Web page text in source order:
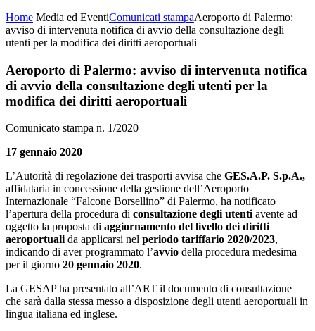
Home Media ed EventiComunicati stampaAeroporto di Palermo:
avviso di intervenuta notifica di avvio della consultazione degli
utenti per la modifica dei diritti aeroportuali
Aeroporto di Palermo: avviso di intervenuta notifica
di avvio della consultazione degli utenti per la
modifica dei diritti aeroportuali
Comunicato stampa n. 1/2020
17 gennaio 2020
L’Autorità di regolazione dei trasporti avvisa che GES.A.P. S.p.A.,
affidataria in concessione della gestione dell’Aeroporto
Internazionale “Falcone Borsellino” di Palermo, ha notificato
l’apertura della procedura di consultazione degli utentiavente ad
oggetto la proposta di aggiornamento del livello dei diritti
aeroportualida applicarsi nel periodo tariffario 2020/2023,
indicando di aver programmato l’avvio della procedura medesima
per il giorno 20 gennaio 2020.
La GESAP ha presentato all’ART il documento di consultazione
che sarà dalla stessa messo a disposizione degli utenti aeroportuali in
lingua italiana ed inglese.